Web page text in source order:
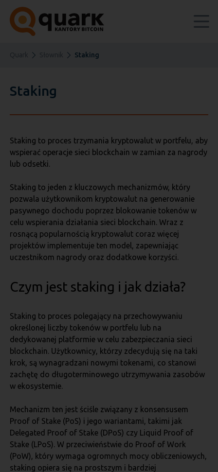
Staking
Staking
Staking to proces trzymania kryptowalut w portfelu, aby
wspierać operacje sieci blockchain w zamian za nagrody
lub odsetki.
Staking to jeden z kluczowych mechanizmów, który
pozwala użytkownikom kryptowalut na generowanie
pasywnego dochodu poprzez blokowanie tokenów w
celu wspierania działania sieci blockchain. Wraz z
rosnącą popularnością kryptowalut coraz więcej
projektów implementuje ten model, zapewniając
uczestnikom nagrody oraz dodatkowe korzyści.
Czym jest staking i jak działa?
Staking to proces polegający na przechowywaniu
określonej liczby tokenów w portfelu lub na
dedykowanej platformie w celu zabezpieczania sieci
blockchain. Użytkownicy, którzy zdecydują się na taki
krok, są wynagradzani nowymi tokenami, co stanowi
zachętę do długoterminowego utrzymywania zasobów
w ekosystemie.
Mechanizm ten jest ściśle związany z konsensusem
Proof of Stake (PoS) i jego wariantami, takimi jak
Delegated Proof of Stake (DPoS) czy Liquid Proof of
Stake (LPoS). W przeciwieństwie do Proof of Work
(PoW), który wymaga ogromnych mocy obliczeniowych,
staking opiera się na prostszym i bardziej